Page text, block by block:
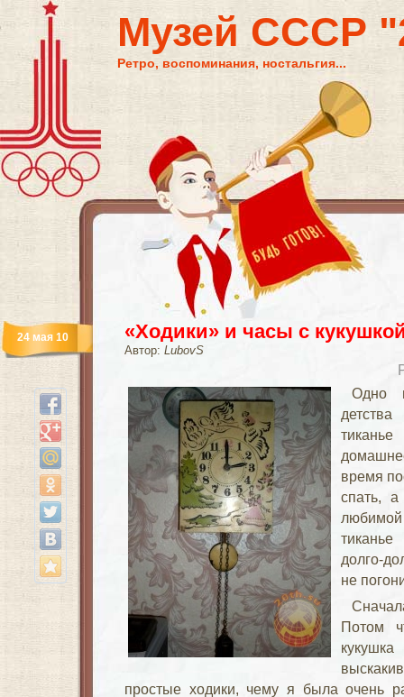
Музей СССР
Ретро, воспоминания, ностальгия...
«Ходики» и часы с
Автор: LubovS
24 мая 10
Одно
время
спать,
долго-
не
Потом
простые ходики, чему я была очень